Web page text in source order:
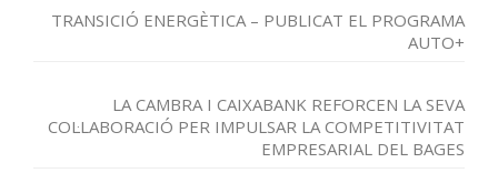
TRANSICIÓ ENERGÈTICA – PUBLICAT EL PROGRAMA
AUTO+
LA CAMBRA I CAIXABANK REFORCEN LA SEVA
COL·LABORACIÓ PER IMPULSAR LA COMPETITIVITAT
EMPRESARIAL DEL BAGES